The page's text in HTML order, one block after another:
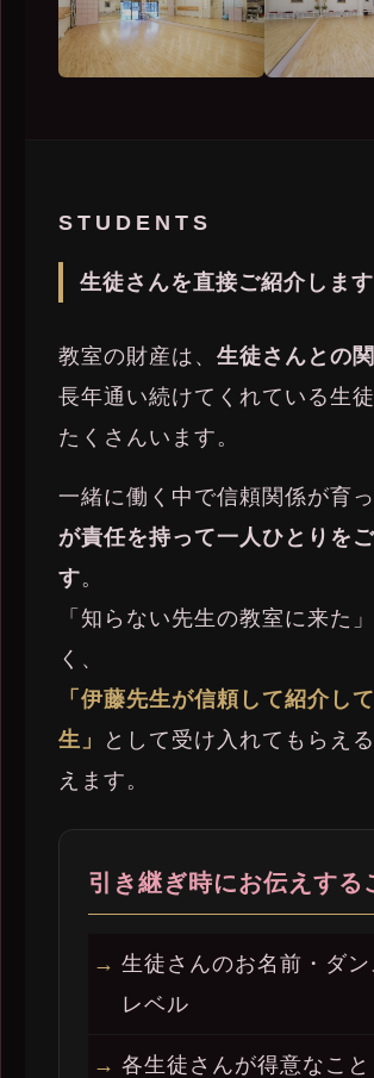
STUDENTS
生徒さんを直接ご紹介します
教室の財産は、 生徒さんとの
長年通い続けてくれている生徒
たくさんいます。
一緒に働く中で信頼関係が育っ
が責任を持って一人ひとりを
す。
「知らない先生の教室に来た
く、
「伊藤先生が信頼して紹介し
生」
として受け入れてもらえ
えます。
引き継ぎ時にお伝えする
生徒さんのお名前・ダン
レベル
各生徒さんが得意なこ